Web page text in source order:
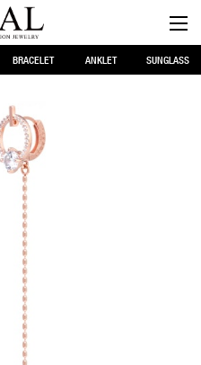
BRACELET ANKLET SUNGLASS